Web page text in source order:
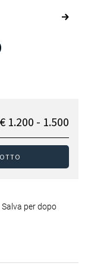
€ 1.200 - 1.500
Salva per dopo